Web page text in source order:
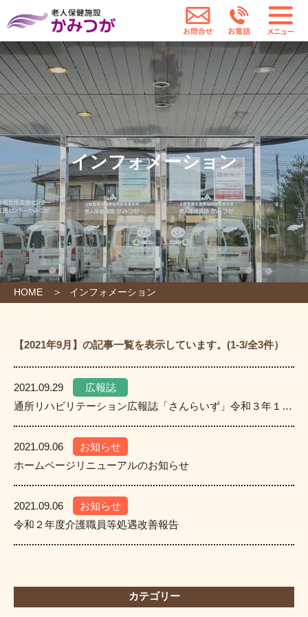
老人保健施設かみつが お問合せ お電話
インフォメーション
HOME インフォメーション
【2021年9月】の記事一覧を表示しています。 (1-3/全3件）
2021.09.29
広報誌
通所リハビリテーション広報誌「さんらいず」令和３年１０月号
2021.09.06
お知らせ
ホームページリニューアルのお知らせ
2021.09.06
お知らせ
令和２年度介護職員等処遇改善報告
カテゴリー